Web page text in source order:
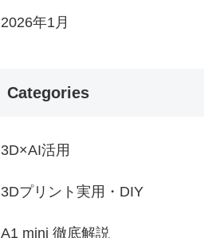
2026年1月
Categories
3D×AI活用
3Dプリント実用・DIY
A1 mini 徹底解説